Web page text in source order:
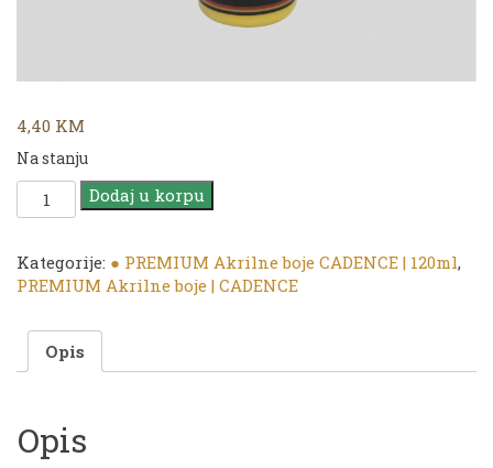
4,40 KM
Na stanju
CADENCE
|
Akrilna
boja
0755
Lemon
Yellow
120ml
količina
Dodaj u korpu
Kategorije: ● PREMIUM Akrilne boje CADENCE | 120ml,
PREMIUM Akrilne boje | CADENCE
Opis
Opis